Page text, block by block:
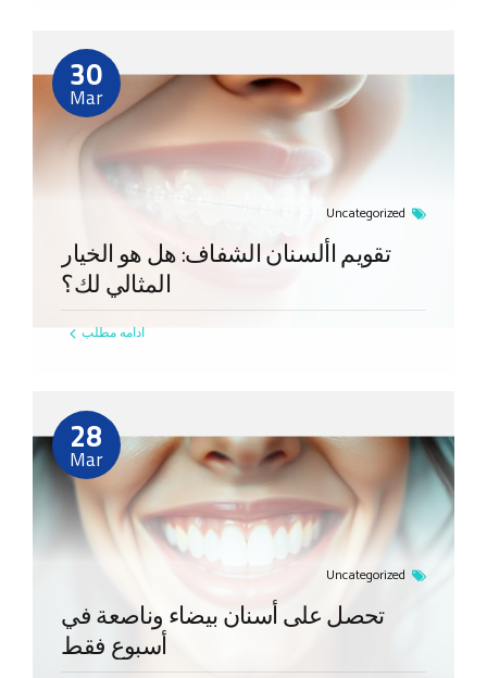
Uncategorized
30
Mar
تقويم األسنان الشفاف: هل هو الخيار
المثالي لك؟
ادامه مطلب
Uncategorized
28
Mar
تحصل على أسنان بيضاء وناصعة في
أسبوع فقط